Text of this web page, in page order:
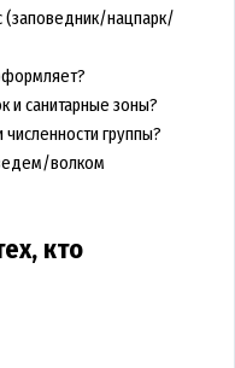
(заповедник/нацпарк/
и санитарные зоны?
численности группы?
волком
кто